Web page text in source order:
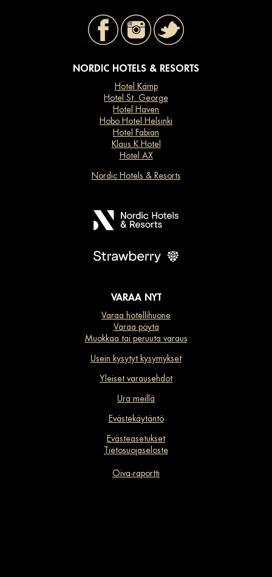
NORDIC HOTELS & RESORTS
Hotel Kämp
Hotel St. George
Hotel Haven
Hobo Hotel Helsinki
Hotel Fabian
Klaus K Hotel
Hotel AX
Nordic Hotels & Resorts
VARAA NYT
Varaa hotellihuone
Varaa pöytä
Muokkaa tai peruuta varaus
Usein kysytyt kysymykset
Yleiset varausehdot
Ura meillä
Evästekäytäntö
Evästeasetukset
Tietosuojaseloste
Oiva-raportti